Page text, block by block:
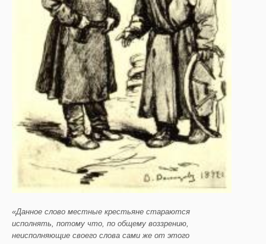
«Данное слово местные крестьяне стараются
исполнять, потому что, по общему воззрению,
неисполняющие своего слова сами же от этого